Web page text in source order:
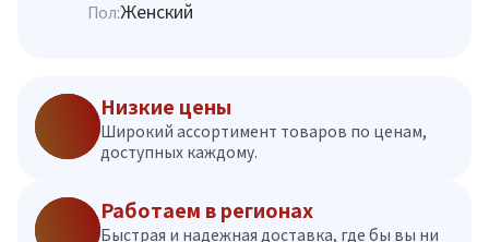
Пол:Женский
Низкие цены
Широкий ассортимент товаров по ценам,
доступных каждому.
Работаем в регионах
Быстрая и надежная доставка, где бы вы ни